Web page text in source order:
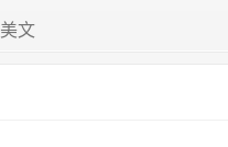
美文